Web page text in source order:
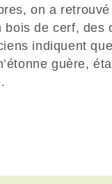
on a
bois de cerf, des
indiquent
guère,